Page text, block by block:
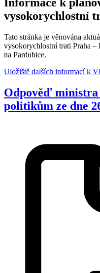
Informace k
vysokorychlostní
Tato stránka je věnována
vysokorychlostní trati Praha
na Pardubice.
Uložiště dalších informací k
Odpověď ministra
politikům ze dne